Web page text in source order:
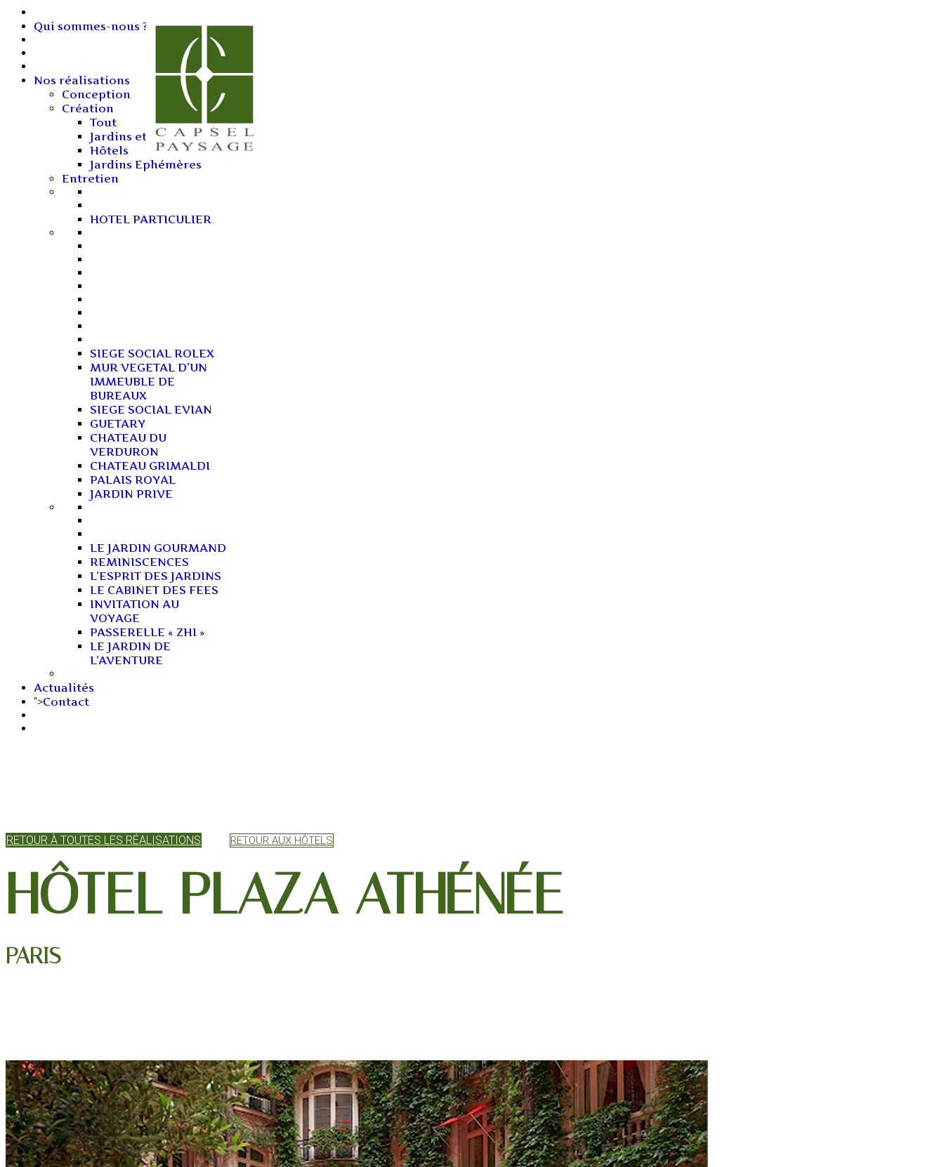
Qui sommes-nous ?
Nos réalisations
Conception
Création
Tout
Jardins et Terrasses
Hôtels
Jardins Ephémères
Entretien
HOTEL PARTICULIER
SIEGE SOCIAL ROLEX
MUR VEGETAL D’UN
IMMEUBLE DE
BUREAUX
SIEGE SOCIAL EVIAN
GUETARY
CHATEAU DU
VERDURON
CHATEAU GRIMALDI
PALAIS ROYAL
JARDIN PRIVE
LE JARDIN GOURMAND
REMINISCENCES
L’ESPRIT DES JARDINS
LE CABINET DES FEES
INVITATION AU
VOYAGE
PASSERELLE « ZHI »
LE JARDIN DE
L’AVENTURE
Actualités
">Contact
RETOUR À TOUTES LES RÉALISATIONS RETOUR AUX HÔTELS
HÔTEL PLAZA ATHÉNÉE
PARIS